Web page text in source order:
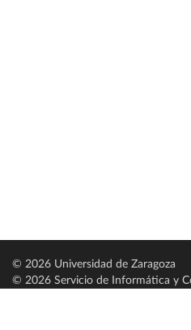
© 2026 Universidad de Zaragoza
© 2026 Servicio de Informática y